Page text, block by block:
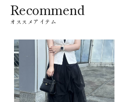
Recommend
オススメアイテム